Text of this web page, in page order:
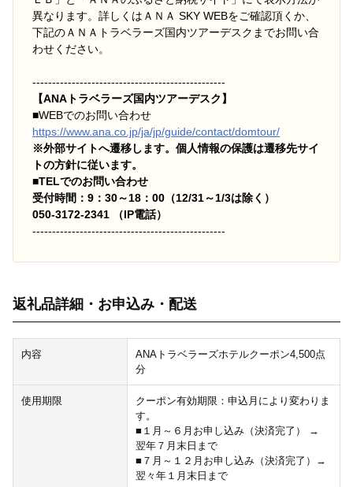
異なります。詳しくはＡＮＡ SKY WEBをご確認頂くか、
下記のＡＮＡトラベラーズ国内ツアーデスクまでお問い合
わせください。
-------------------------------------------------
【ANAトラベラーズ国内ツアーデスク】
■WEBでのお問い合わせ
https://www.ana.co.jp/ja/jp/guide/contact/domtour/
※外部サイトへ遷移します。個人情報の保護は遷移先サイ
トの方針に従います。
■TELでのお問い合わせ
受付時間：9：30～18：00（12/31～1/3は除く）
050-3172-2341 （IP電話）
-------------------------------------------------
返礼品詳細・お申込み・配送
内容
ANAトラベラーズホテルクーポン4,500点
分
使用期限
クーポン有効期限：申込月により変わりま
す。
■１月～６月お申し込み（決済完了） →
翌年７月末日まで
■７月～１２月お申し込み（決済完了）→
翌々年１月末日まで